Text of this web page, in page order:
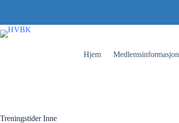
Hjem Medlemsinformasjon
Treningstider Inne